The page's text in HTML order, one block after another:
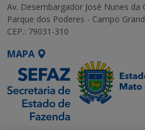
Av. Desembargador José Nunes da
Parque dos Poderes - Campo
CEP.: 79031-310
MAPA